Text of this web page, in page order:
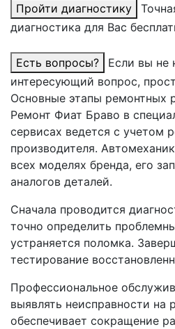
Пройти диагностику
диагностика для Вас
Есть вопросы?
Если вы не
интересующий вопрос,
Основные этапы ремонтных
Ремонт Фиат Браво в
сервисах ведется с учетом
производителя.
всех моделях бренда, его
аналогов деталей.
Сначала проводится
точно определить
устраняется поломка.
тестирование
Профессиональное
выявлять неисправности на
обеспечивает сокращение